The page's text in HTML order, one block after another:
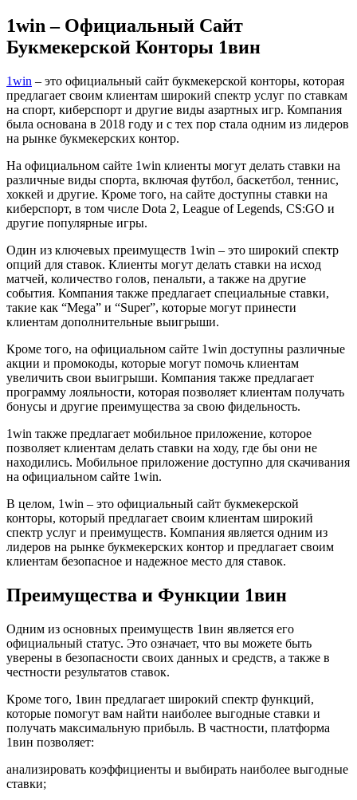
1win – Официальный Сайт
Букмекерской Конторы 1вин
1win – это официальный сайт букмекерской конторы, которая
предлагает своим клиентам широкий спектр услуг по ставкам
на спорт, киберспорт и другие виды азартных игр. Компания
была основана в 2018 году и с тех пор стала одним из лидеров
на рынке букмекерских контор.
На официальном сайте 1win клиенты могут делать ставки на
различные виды спорта, включая футбол, баскетбол, теннис,
хоккей и другие. Кроме того, на сайте доступны ставки на
киберспорт, в том числе Dota 2, League of Legends, CS:GO и
другие популярные игры.
Один из ключевых преимуществ 1win – это широкий спектр
опций для ставок. Клиенты могут делать ставки на исход
матчей, количество голов, пенальти, а также на другие
события. Компания также предлагает специальные ставки,
такие как “Мega” и “Super”, которые могут принести
клиентам дополнительные выигрыши.
Кроме того, на официальном сайте 1win доступны различные
акции и промокоды, которые могут помочь клиентам
увеличить свои выигрыши. Компания также предлагает
программу лояльности, которая позволяет клиентам получать
бонусы и другие преимущества за свою фидельность.
1win также предлагает мобильное приложение, которое
позволяет клиентам делать ставки на ходу, где бы они не
находились. Мобильное приложение доступно для скачивания
на официальном сайте 1win.
В целом, 1win – это официальный сайт букмекерской
конторы, который предлагает своим клиентам широкий
спектр услуг и преимуществ. Компания является одним из
лидеров на рынке букмекерских контор и предлагает своим
клиентам безопасное и надежное место для ставок.
Преимущества и Функции 1вин
Одним из основных преимуществ 1вин является его
официальный статус. Это означает, что вы можете быть
уверены в безопасности своих данных и средств, а также в
честности результатов ставок.
Кроме того, 1вин предлагает широкий спектр функций,
которые помогут вам найти наиболее выгодные ставки и
получать максимальную прибыль. В частности, платформа
1вин позволяет:
анализировать коэффициенты и выбирать наиболее выгодные
ставки;